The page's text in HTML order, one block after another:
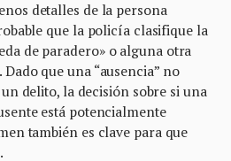
detalles de la persona
que la policía clasifique la
de paradero» o alguna otra
que una “ausencia” no
delito, la decisión sobre si una
está potencialmente
también es clave para que